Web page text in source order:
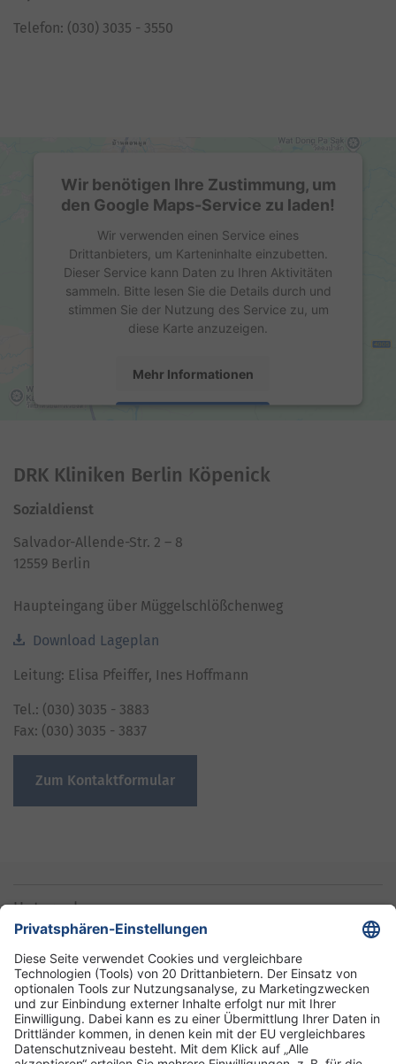
Telefon: (030) 3035 - 3550
Wir benötigen Ihre Zustimmung, um
den Google Maps-Service zu laden!
Wir verwenden einen Service eines
Drittanbieters, um Karteninhalte einzubetten.
Dieser Service kann Daten zu Ihren Aktivitäten
sammeln. Bitte lesen Sie die Details durch und
stimmen Sie der Nutzung des Service zu, um
diese Karte anzuzeigen.
Mehr Informationen
Platform
DRK Kliniken Berlin Köpenick
Sozialdienst
Salvador-Allende-Str. 2 – 8
12559 Berlin
Haupteingang über Müggelschlößchenweg
Download Lageplan
Leitung: Elisa Pfeiffer, Ines Hoffmann
Tel.: (030) 3035 - 3883
Fax: (030) 3035 - 3837
Zum Kontaktformular
Unternehmen
Informationen
Standorte